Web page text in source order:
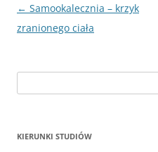
Nawigacja
wpisu
← Samookalecznia – krzyk
zranionego ciała
z
KIERUNKI STUDIÓW